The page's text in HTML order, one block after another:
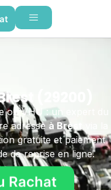
(29200)
ou VHU : un expert du
adresse à Brest
gratuite et paiement
de reprise en ligne.
Rachat